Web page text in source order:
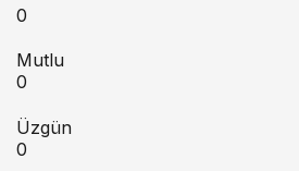
0
Mutlu
0
Üzgün
0